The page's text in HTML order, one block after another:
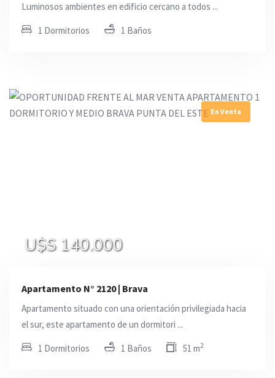
Luminosos ambientes en edificio cercano a todos ...
1 Dormitorios 1 Baños
En Venta
U$S 140.000
Apartamento N° 2120 | Brava
Apartamento situado con una orientación privilegiada hacia
el sur, este apartamento de un dormitori ...
1 Dormitorios 1 Baños 51 m2